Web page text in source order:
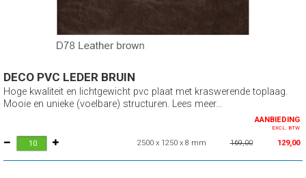
DECO PVC LEDER BRUIN
Hoge kwaliteit en lichtgewicht pvc plaat met kraswerende toplaag.
Mooie en unieke (voelbare) structuren. Lees meer...
AANBIEDING
EXCL. BTW
2500 x 1250 x 8 mm 169,00 129,00